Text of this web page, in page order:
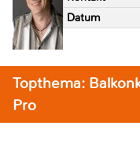
Datum
Topthema:
Pro